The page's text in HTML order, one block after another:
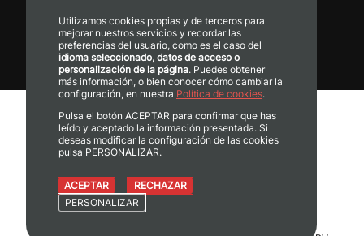
Utilizamos cookies propias y de terceros para
mejorar nuestros servicios y recordar las
preferencias del usuario, como es el caso del
idioma seleccionado, datos de acceso o
personalización de la página. Puedes obtener
más información, o bien conocer cómo cambiar la
configuración, en nuestra Política de cookies.
Pulsa el botón ACEPTAR para confirmar que has
leído y aceptado la información presentada. Si
deseas modificar la configuración de las cookies
pulsa PERSONALIZAR.
ACEPTAR
RECHAZAR
PERSONALIZAR
+34 96 387 71 70
informacion@etsii.upv.es
Calidad
Transparencia
Política de Cookies
Gestión de Cookies